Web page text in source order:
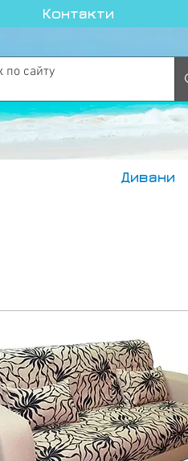
Контакти
Дивани